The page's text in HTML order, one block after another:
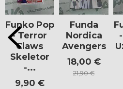
Funko Pop
- Terror
Claws
Skeletor
-...
9,90 €
Funda
Nordica
Avengers
18,00 €
21,90 €